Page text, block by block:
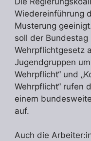
Wiedereinführung
Musterung
soll der
Wehrpflichtgesetz
Jugendgruppen
Wehrpflicht“ und
Wehrpflicht“ rufen
einem
auf.
Auch die